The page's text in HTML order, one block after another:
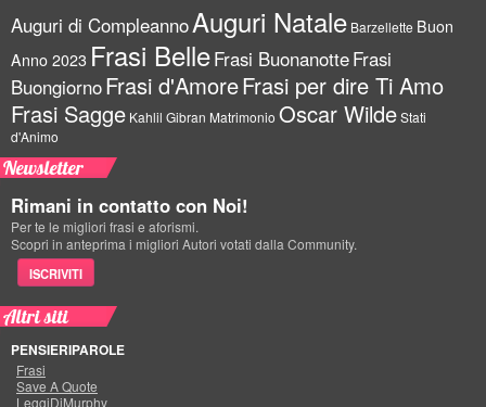
Auguri di CompleannoAuguri Natale Barzellette Buon
Anno 2023 Frasi BelleFrasi BuonanotteFrasi
BuongiornoFrasi d'AmoreFrasi per dire Ti Amo
Frasi Sagge Kahlil Gibran Matrimonio Oscar WildeStati
d'Animo
Newsletter
Rimani in contatto con Noi!
Per te le migliori frasi e aforismi.
Scopri in anteprima i migliori Autori votati dalla Community.
ISCRIVITI
Altri siti
PENSIERIPAROLE
Frasi
Save A Quote
LeggiDiMurphy